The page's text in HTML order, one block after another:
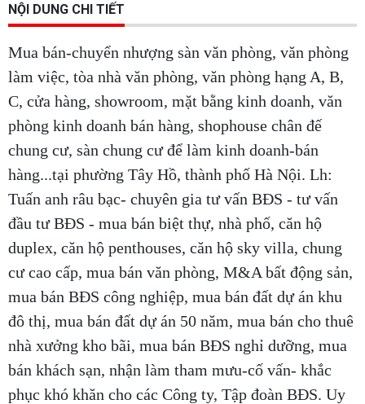
NỘI DUNG CHI TIẾT
Mua bán-chuyển nhượng sàn văn phòng, văn phòng
làm việc, tòa nhà văn phòng, văn phòng hạng A, B,
C, cửa hàng, showroom, mặt bằng kinh doanh, văn
phòng kinh doanh bán hàng, shophouse chân đế
chung cư, sàn chung cư để làm kinh doanh-bán
hàng...tại phường Tây Hồ, thành phố Hà Nội. Lh:
Tuấn anh râu bạc- chuyên gia tư vấn BĐS - tư vấn
đầu tư BĐS - mua bán biệt thự, nhà phố, căn hộ
duplex, căn hộ penthouses, căn hộ sky villa, chung
cư cao cấp, mua bán văn phòng, M&A bất động sản,
mua bán BĐS công nghiệp, mua bán đất dự án khu
đô thị, mua bán đất dự án 50 năm, mua bán cho thuê
nhà xưởng kho bãi, mua bán BĐS nghỉ dưỡng, mua
bán khách sạn, nhận làm tham mưu-cố vấn- khắc
phục khó khăn cho các Công ty, Tập đoàn BĐS. Uy